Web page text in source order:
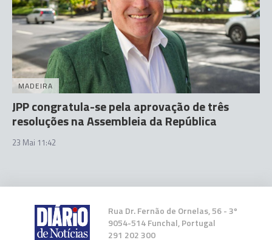
MADEIRA
JPP congratula-se pela aprovação de três
resoluções na Assembleia da República
23 Mai 11:42
Rua Dr. Fernão de Ornelas, 56 - 3º
9054-514 Funchal, Portugal
291 202 300